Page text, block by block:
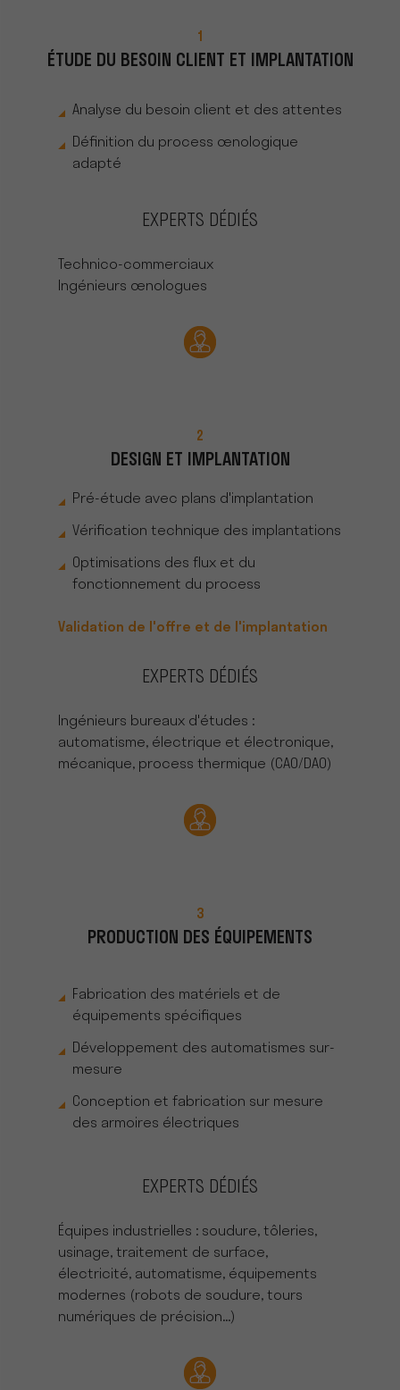
1
ÉTUDE DU BESOIN CLIENT ET IMPLANTATION
Analyse du besoin client et des attentes
Définition du process œnologique
adapté
EXPERTS DÉDIÉS
Technico-commerciaux
Ingénieurs œnologues
2
DESIGN ET IMPLANTATION
Pré-étude avec plans d'implantation
Vérification technique des implantations
Optimisations des flux et du
fonctionnement du process
Validation de l'offre et de l'implantation
EXPERTS DÉDIÉS
Ingénieurs bureaux d'études :
automatisme, électrique et électronique,
mécanique, process thermique (CAO/DAO)
3
PRODUCTION DES ÉQUIPEMENTS
Fabrication des matériels et de
équipements spécifiques
Développement des automatismes sur-
mesure
Conception et fabrication sur mesure
des armoires électriques
EXPERTS DÉDIÉS
Équipes industrielles : soudure, tôleries,
usinage, traitement de surface,
électricité, automatisme, équipements
modernes (robots de soudure, tours
numériques de précision...)